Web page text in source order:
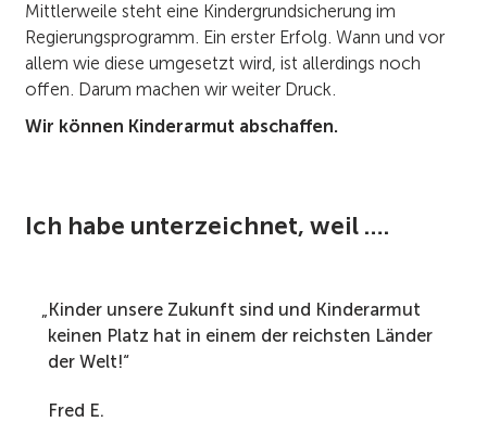
Mittlerweile steht eine Kindergrundsicherung im
Regierungsprogramm. Ein erster Erfolg. Wann und vor
allem wie diese umgesetzt wird, ist allerdings noch
offen. Darum machen wir weiter Druck.
Wir können Kinderarmut abschaffen.
Ich habe unterzeichnet, weil ….
Kinder unsere Zukunft sind und Kinderarmut
keinen Platz hat in einem der reichsten Länder
der Welt!
Fred E.